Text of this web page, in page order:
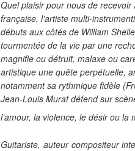
Quel plaisir pour nous de
française, l’artiste multi-
débuts aux côtés de William
tourmentée de la vie par une
magnifie ou détruit, malaxe ou
artistique une quête perpétuelle,
notamment sa rythmique fidèle
Jean-Louis Murat défend sur
l’amour, la violence, le désir ou la
Guitariste, auteur compositeur